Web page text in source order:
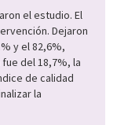
el estudio. El
Dejaron
y el 82,6%,
del 18,7%, la
de calidad
la